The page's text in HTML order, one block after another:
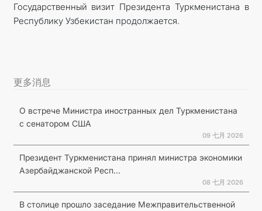
Государственный визит Президента Туркменистана в
Республику Узбекистан продолжается.
更多消息
О встрече Министра иностранных дел Туркменистана
с сенатором США
09 七月 2026
Президент Туркменистана принял министра экономики
Азербайджанской Респ...
08 七月 2026
В столице прошло заседание Межправительственной